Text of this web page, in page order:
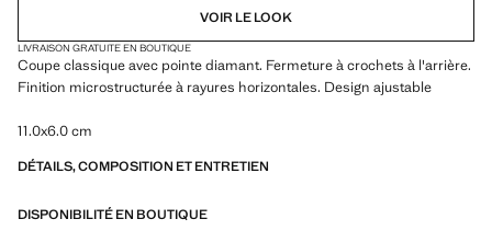
VOIR LE LOOK
LIVRAISON GRATUITE EN BOUTIQUE
Coupe classique avec pointe diamant. Fermeture à crochets à l'arrière.
Finition microstructurée à rayures horizontales. Design ajustable
11.0x6.0 cm
DÉTAILS, COMPOSITION ET ENTRETIEN
DISPONIBILITÉ EN BOUTIQUE